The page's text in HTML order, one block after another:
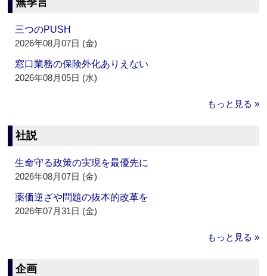
無季言
三つのPUSH
2026年08月07日 (金)
窓口業務の保険外化ありえない
2026年08月05日 (水)
もっと見る »
社説
生命守る政策の実現を最優先に
2026年08月07日 (金)
薬価逆ざや問題の抜本的改革を
2026年07月31日 (金)
もっと見る »
企画